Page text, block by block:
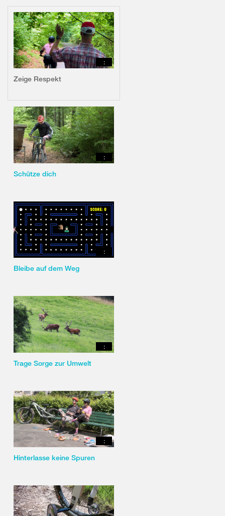
:
Zeige Respekt
:
Schütze dich
:
Bleibe auf dem Weg
:
Trage Sorge zur Umwelt
:
Hinterlasse keine Spuren